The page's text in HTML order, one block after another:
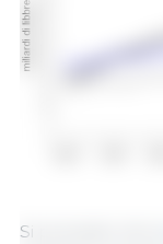
Si prevede che la